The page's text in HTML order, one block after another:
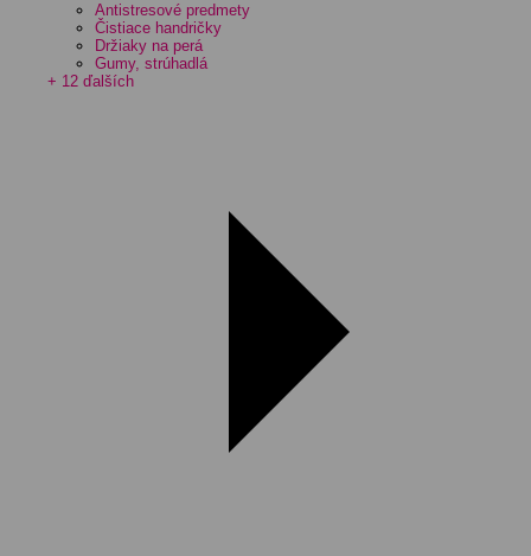
Antistresové predmety
Čistiace handričky
Držiaky na perá
Gumy, strúhadlá
+ 12 ďalších